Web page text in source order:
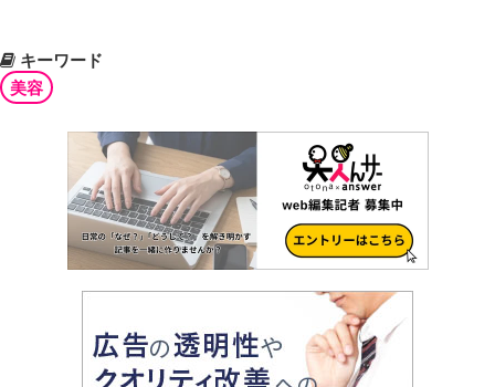
キーワード
美容